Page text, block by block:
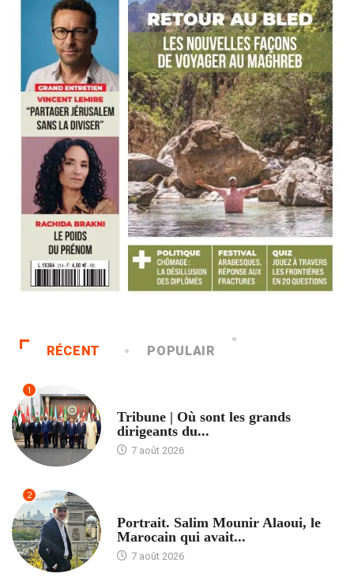
RÉCENT POPULAIR
1
Tribune | Où sont les grands
dirigeants du...
7 août 2026
2
Portrait. Salim Mounir Alaoui, le
Marocain qui avait...
7 août 2026